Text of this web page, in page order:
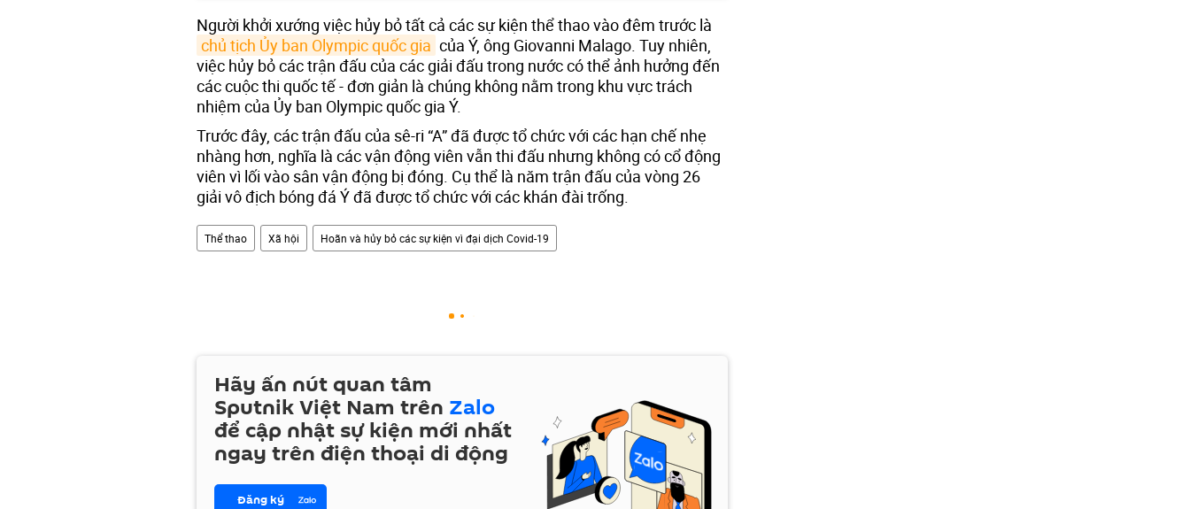
Người khởi xướng việc hủy bỏ tất cả các sự kiện thể thao vào đêm trước là
chủ tịch Ủy ban Olympic quốc gia của Ý, ông Giovanni Malago. Tuy nhiên,
việc hủy bỏ các trận đấu của các giải đấu trong nước có thể ảnh hưởng đến
các cuộc thi quốc tế - đơn giản là chúng không nằm trong khu vực trách
nhiệm của Ủy ban Olympic quốc gia Ý.
Trước đây, các trận đấu của sê-ri “A” đã được tổ chức với các hạn chế nhẹ
nhàng hơn, nghĩa là các vận động viên vẫn thi đấu nhưng không có cổ động
viên vì lối vào sân vận động bị đóng. Cụ thể là năm trận đấu của vòng 26
giải vô địch bóng đá Ý đã được tổ chức với các khán đài trống.
Thể thao Xã hội Hoãn và hủy bỏ các sự kiện vì đại dịch Covid-19
Hãy ấn nút quan tâm
Sputnik Việt Nam trên Zalo
để cập nhật sự kiện mới nhất
ngay trên điện thoại di động
Đăng ký